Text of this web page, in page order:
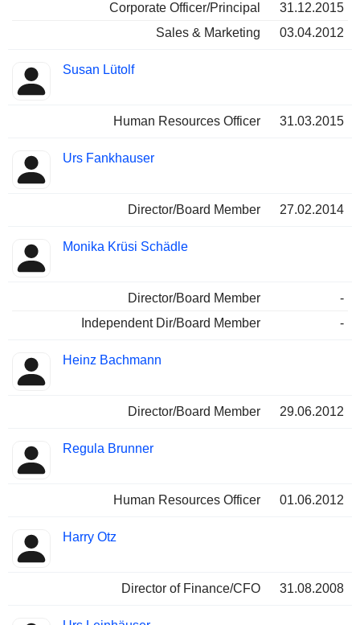
Corporate Officer/Principal
31.12.2015
Sales & Marketing
03.04.2012
Susan Lütolf
Human Resources Officer 31.03.2015
Urs Fankhauser
Director/Board Member 27.02.2014
Monika Krüsi Schädle
Director/Board Member
-
Independent Dir/Board Member
-
Heinz Bachmann
Director/Board Member 29.06.2012
Regula Brunner
Human Resources Officer 01.06.2012
Harry Otz
Director of Finance/CFO 31.08.2008